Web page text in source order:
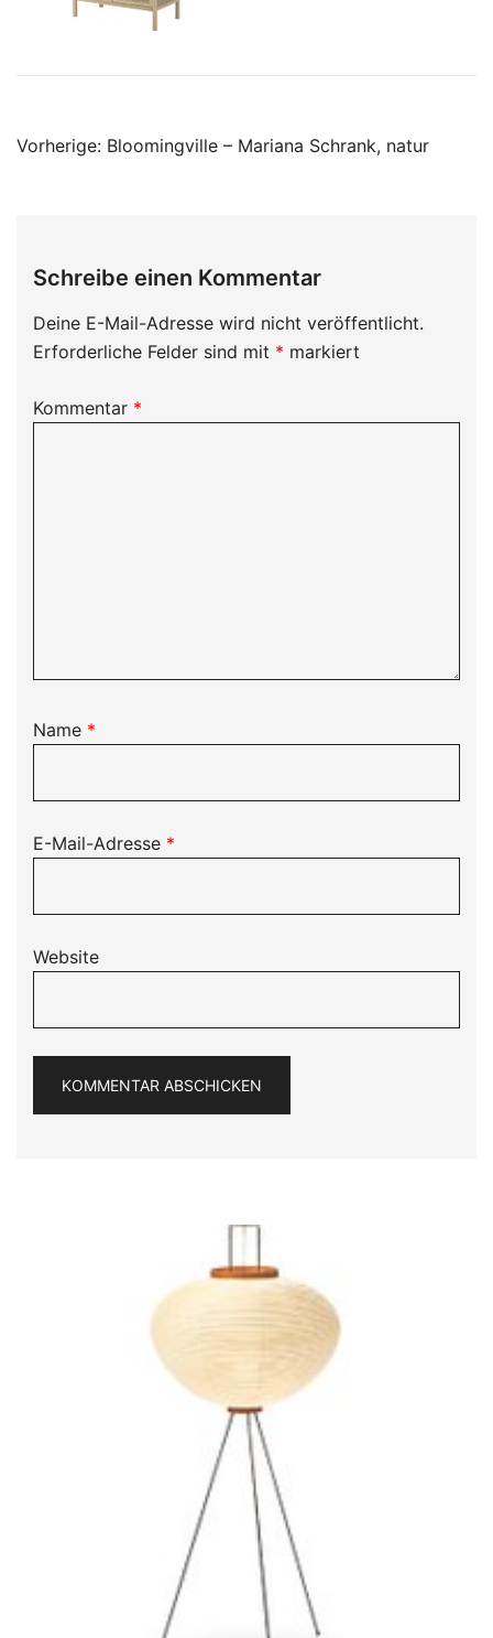
Beitragsnavigation
Vorherige: Bloomingville – Mariana Schrank, natur
Schreibe einen Kommentar
Deine E-Mail-Adresse wird nicht veröffentlicht.
Erforderliche Felder sind mit * markiert
Kommentar *
Name *
E-Mail-Adresse *
Website